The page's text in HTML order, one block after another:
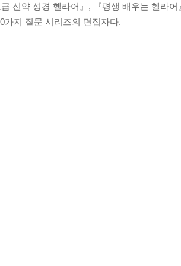
신약 성경 헬라어』, 『평생 배우는 헬라
가지 질문 시리즈의 편집자다.